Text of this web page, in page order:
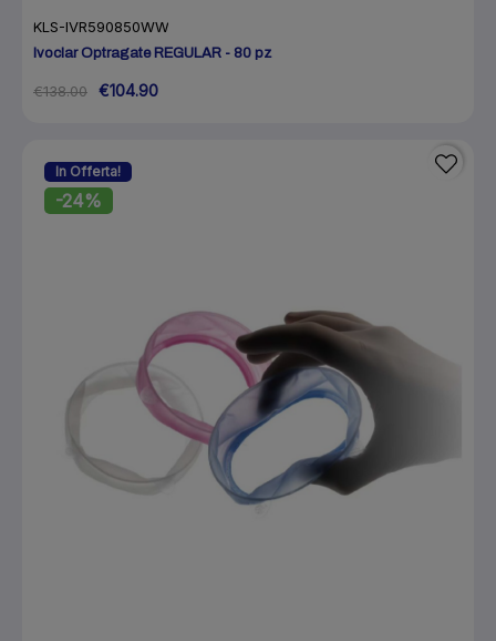
KLS-IVR590850WW
Ivoclar Optragate REGULAR - 80 pz
€138.00 €104.90
In Offerta!
-24%